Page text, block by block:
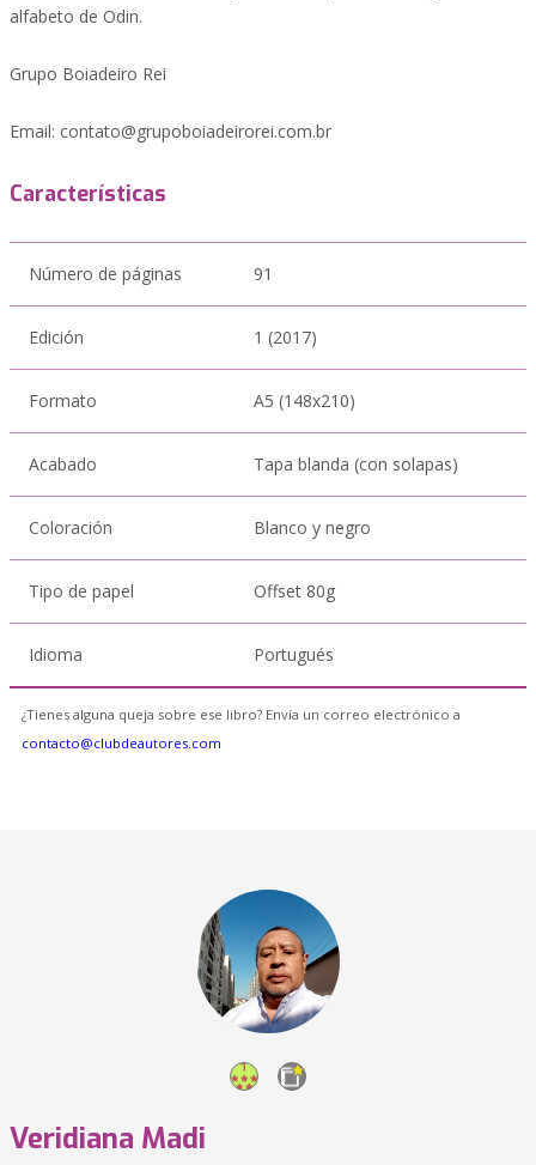
alfabeto de Odin.
Grupo Boiadeiro Rei
Email: contato@grupoboiadeirorei.com.br
Características
Número de páginas 91
Edición 1 (2017)
Formato A5 (148x210)
Acabado Tapa blanda (con solapas)
Coloración Blanco y negro
Tipo de papel Offset 80g
Idioma Portugués
¿Tienes alguna queja sobre ese libro? Envía un correo electrónico a
contacto@clubdeautores.com
Veridiana Madi